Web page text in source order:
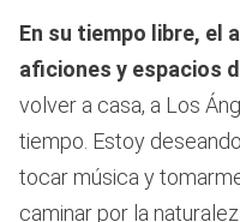
En su tiempo libre, el
aficiones y espacios
volver a casa, a Los
tiempo. Estoy
tocar música y
caminar por la